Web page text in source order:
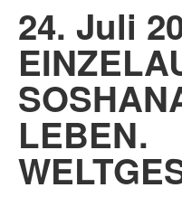
24. Juli
LEBEN.